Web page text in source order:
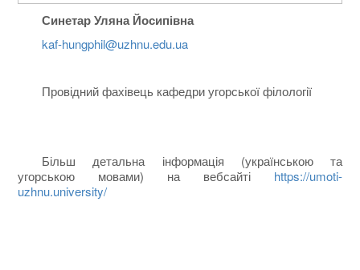
Синетар Уляна Йосипівна
kaf-hungphil@uzhnu.edu.ua
Провідний фахівець кафедри угорської філології
Більш детальна інформація (українською та
угорською мовами) на вебсайті https://umoti-
uzhnu.university/